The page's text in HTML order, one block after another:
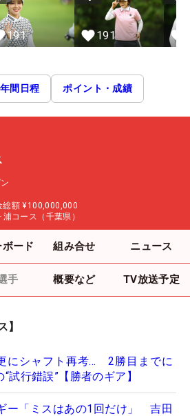
191 191
年間日程 ポイント・成績
総額 ¥100,000,000
コース（千葉県）
ボード 組み合せ ニュース
手 概要など TV放送予定
】
にシャフト再考… 2勝目までに
試行錯誤”【勝者のギア】
ー「ミスはあの1回だけ」 吉田